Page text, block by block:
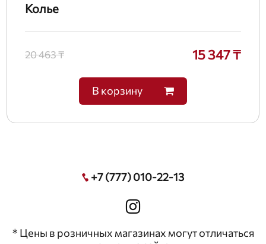
Колье
20 463 ₸ 15 347 ₸
В корзину
+7 (777) 010-22-13
* Цены в розничных магазинах могут отличаться